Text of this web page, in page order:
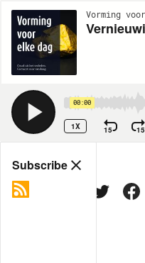
Vorming
00:00
1X 15 15
Share
Subscribe